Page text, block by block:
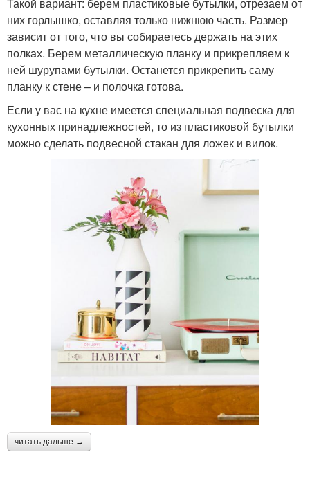
Такой вариант: берем пластиковые бутылки, отрезаем от
них горлышко, оставляя только нижнюю часть. Размер
зависит от того, что вы собираетесь держать на этих
полках. Берем металлическую планку и прикрепляем к
ней шурупами бутылки. Останется прикрепить саму
планку к стене – и полочка готова.
Если у вас на кухне имеется специальная подвеска для
кухонных принадлежностей, то из пластиковой бутылки
можно сделать подвесной стакан для ложек и вилок.
читать дальше →